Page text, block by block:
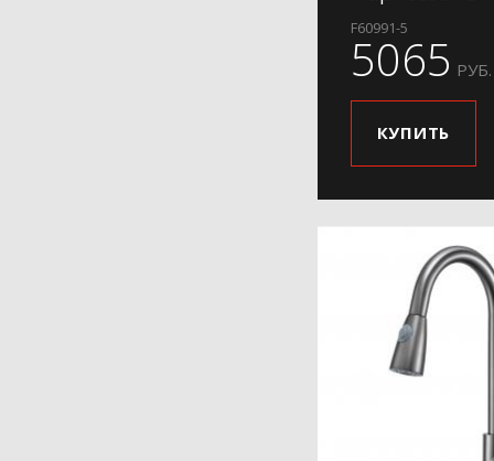
F60991-5
5065 РУБ.
КУПИТЬ